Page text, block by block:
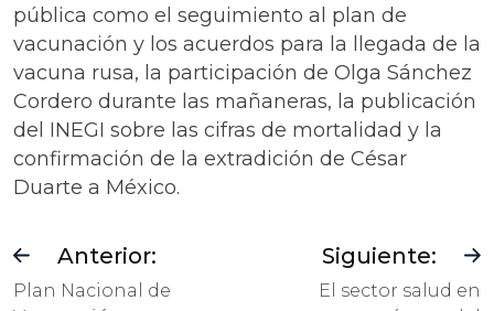
pública como el seguimiento al plan de
vacunación y los acuerdos para la llegada de la
vacuna rusa, la participación de Olga Sánchez
Cordero durante las mañaneras, la publicación
del INEGI sobre las cifras de mortalidad y la
confirmación de la extradición de César
Duarte a México.
Anterior:
Plan Nacional de
Siguiente:
El sector salud en